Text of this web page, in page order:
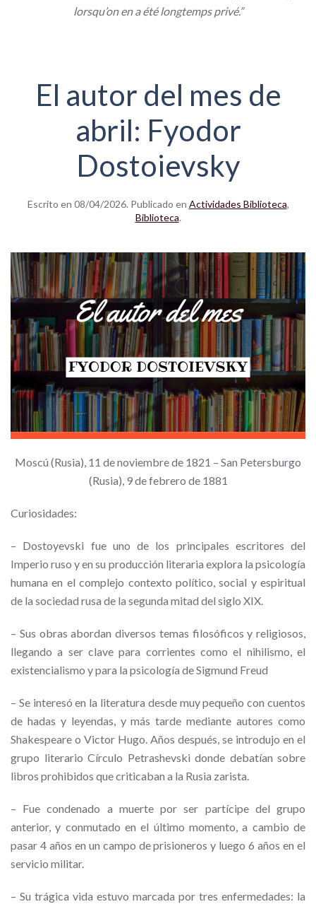
lorsqu’on en a été longtemps privé.”
El autor del mes de
abril: Fyodor
Dostoievsky
Escrito en 08/04/2026. Publicado en Actividades Biblioteca,
Biblioteca.
Moscú (Rusia), 11 de noviembre de 1821 – San Petersburgo
(Rusia), 9 de febrero de 1881
Curiosidades:
– Dostoyevski fue uno de los principales escritores del
Imperio ruso y en su producción literaria explora la psicología
humana en el complejo contexto político, social y espiritual
de la sociedad rusa de la segunda mitad del siglo XIX.
– Sus obras abordan diversos temas filosóficos y religiosos,
llegando a ser clave para corrientes como el nihilismo, el
existencialismo y para la psicología de Sigmund Freud
– Se interesó en la literatura desde muy pequeño con cuentos
de hadas y leyendas, y más tarde mediante autores como
Shakespeare o Victor Hugo. Años después, se introdujo en el
grupo literario Círculo Petrashevski donde debatían sobre
libros prohibidos que criticaban a la Rusia zarista.
– Fue condenado a muerte por ser partícipe del grupo
anterior, y conmutado en el último momento, a cambio de
pasar 4 años en un campo de prisioneros y luego 6 años en el
servicio militar.
– Su trágica vida estuvo marcada por tres enfermedades: la